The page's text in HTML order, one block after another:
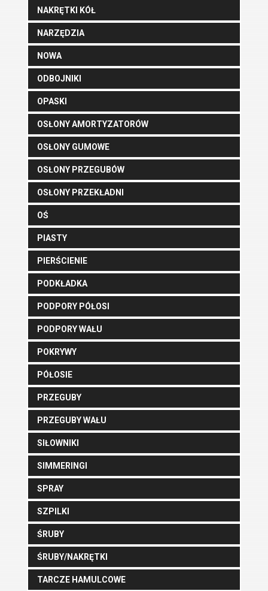
NAKRĘTKI KÓŁ
NARZĘDZIA
NOWA
ODBOJNIKI
OPASKI
OSŁONY AMORTYZATORÓW
OSŁONY GUMOWE
OSŁONY PRZEGUBÓW
OSŁONY PRZEKŁADNI
OŚ
PIASTY
PIERŚCIENIE
PODKŁADKA
PODPORY PÓŁOSI
PODPORY WAŁU
POKRYWY
PÓŁOSIE
PRZEGUBY
PRZEGUBY WAŁU
SIŁOWNIKI
SIMMERINGI
SPRAY
SZPILKI
ŚRUBY
ŚRUBY/NAKRĘTKI
TARCZE HAMULCOWE